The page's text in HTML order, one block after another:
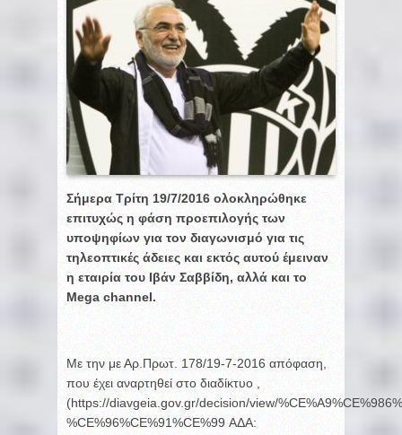
Σήμερα Τρίτη 19/7/2016 ολοκληρώθηκε
επιτυχώς η φάση προεπιλογής των
υποψηφίων για τον διαγωνισμό για τις
τηλεοπτικές άδειες και εκτός αυτού έμειναν
η εταιρία του Ιβάν Σαββίδη, αλλά και το
Mega channel.
Με την με Αρ.Πρωτ. 178/19-7-2016 απόφαση,
που έχει αναρτηθεί στο διαδίκτυο ,
(https://diavgeia.gov.gr/decision/view/
%CE%96%CE%91%CE%99 ΑΔΑ: